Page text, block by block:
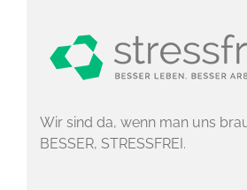
Wir sind da, wenn man uns
BESSER, STRESSFREI.